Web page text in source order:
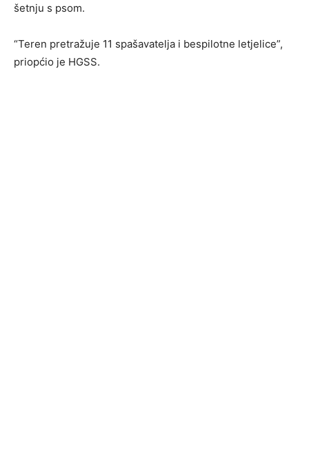
šetnju s psom.
“Teren pretražuje 11 spašavatelja i bespilotne letjelice”,
priopćio je HGSS.